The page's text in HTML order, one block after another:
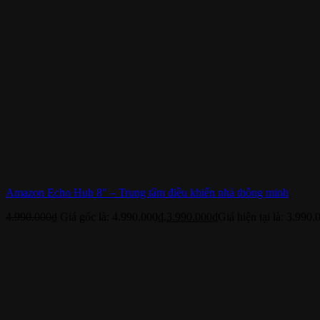
Amazon Echo Hub 8″ – Trung tâm điều khiển nhà thông minh